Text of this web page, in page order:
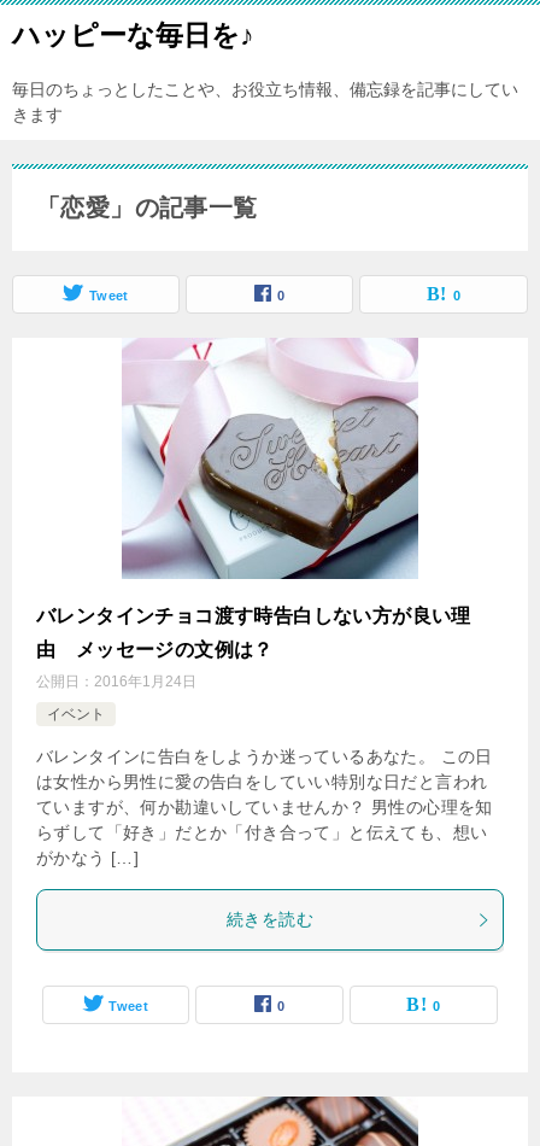
ハッピーな毎日を♪
毎日のちょっとしたことや、お役立ち情報、備忘録を記事にしてい
きます
「恋愛」の記事一覧
Tweet 0 0
バレンタインチョコ渡す時告白しない方が良い理
由 メッセージの文例は？
公開日： 2016年1月24日
イベント
バレンタインに告白をしようか迷っているあなた。 この日
は女性から男性に愛の告白をしていい特別な日だと言われ
ていますが、何か勘違いしていませんか？ 男性の心理を知
らずして「好き」だとか「付き合って」と伝えても、想い
がかなう […]
続きを読む
Tweet 0 0